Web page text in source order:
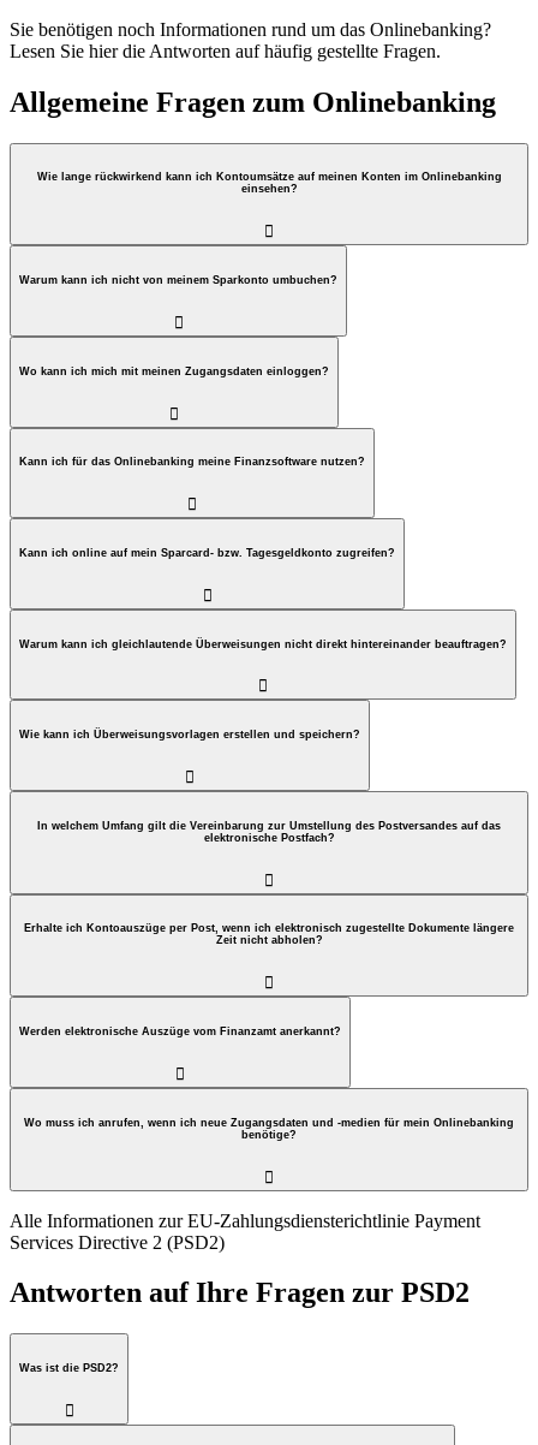
Sie benötigen noch Informationen rund um das Onlinebanking?
Lesen Sie hier die Antworten auf häufig gestellte Fragen.
Allgemeine Fragen zum Onlinebanking
Wie lange rückwirkend kann ich Kontoumsätze auf meinen Konten im Onlinebanking
einsehen?

Warum kann ich nicht von meinem Sparkonto umbuchen?

Wo kann ich mich mit meinen Zugangsdaten einloggen?

Kann ich für das Onlinebanking meine Finanzsoftware nutzen?

Kann ich online auf mein Sparcard- bzw. Tagesgeldkonto zugreifen?

Warum kann ich gleichlautende Überweisungen nicht direkt hintereinander beauftragen?

Wie kann ich Überweisungsvorlagen erstellen und speichern?

In welchem Umfang gilt die Vereinbarung zur Umstellung des Postversandes auf das
elektronische Postfach?

Erhalte ich Kontoauszüge per Post, wenn ich elektronisch zugestellte Dokumente längere
Zeit nicht abholen?

Werden elektronische Auszüge vom Finanzamt anerkannt?

Wo muss ich anrufen, wenn ich neue Zugangsdaten und -medien für mein Onlinebanking
benötige?

Alle Informationen zur EU-Zahlungsdiensterichtlinie Payment
Services Directive 2 (PSD2)
Antworten auf Ihre Fragen zur PSD2
Was ist die PSD2?
